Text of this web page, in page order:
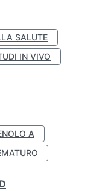
SALUTE
IN VIVO
A